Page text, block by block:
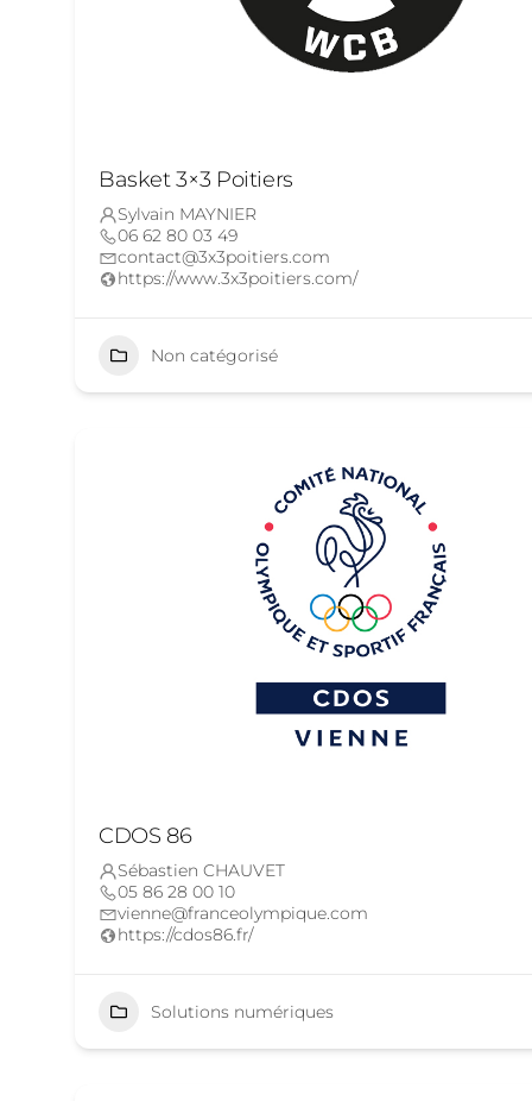
Basket 3×3 Poitiers
Sylvain MAYNIER
06 62 80 03 49
contact@3x3poitiers.com
https://www.3x3poitiers.com/
Non catégorisé
CDOS 86
Sébastien CHAUVET
05 86 28 00 10
vienne@franceolympique.com
https://cdos86.fr/
Solutions numériques